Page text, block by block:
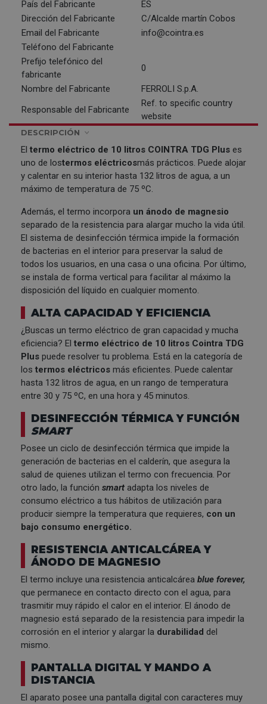
País del Fabricante
ES
Dirección del Fabricante
C/Alcalde martín Cobos
Email del Fabricante
info@cointra.es
Teléfono del Fabricante
Prefijo telefónico del
fabricante
0
Nombre del Fabricante
FERROLI S.p.A.
Responsable del Fabricante
Ref. to specific country
website
DESCRIPCIÓN
El termo eléctrico de 10 litros COINTRA TDG Plus es
uno de lostermos eléctricosmás prácticos. Puede alojar
y calentar en su interior hasta 132 litros de agua, a un
máximo de temperatura de 75 ºC.
Además, el termo incorpora un ánodo de magnesio
separado de la resistencia para alargar mucho la vida útil.
El sistema de desinfección térmica impide la formación
de bacterias en el interior para preservar la salud de
todos los usuarios, en una casa o una oficina. Por último,
se instala de forma vertical para facilitar al máximo la
disposición del líquido en cualquier momento.
ALTA CAPACIDAD Y EFICIENCIA
¿Buscas un termo eléctrico de gran capacidad y mucha
eficiencia? El termo eléctrico de 10 litros Cointra TDG
Plus puede resolver tu problema. Está en la categoría de
los termos eléctricos más eficientes. Puede calentar
hasta 132 litros de agua, en un rango de temperatura
entre 30 y 75 ºC, en una hora y 45 minutos.
DESINFECCIÓN TÉRMICA Y FUNCIÓN
SMART
Posee un ciclo de desinfección térmica que impide la
generación de bacterias en el calderín, que asegura la
salud de quienes utilizan el termo con frecuencia. Por
otro lado, la función smart adapta los niveles de
consumo eléctrico a tus hábitos de utilización para
producir siempre la temperatura que requieres, con un
bajo consumo energético.
RESISTENCIA ANTICALCÁREA Y
ÁNODO DE MAGNESIO
El termo incluye una resistencia anticalcárea blue forever,
que permanece en contacto directo con el agua, para
trasmitir muy rápido el calor en el interior. El ánodo de
magnesio está separado de la resistencia para impedir la
corrosión en el interior y alargar la durabilidad del
mismo.
PANTALLA DIGITAL Y MANDO A
DISTANCIA
El aparato posee una pantalla digital con caracteres muy